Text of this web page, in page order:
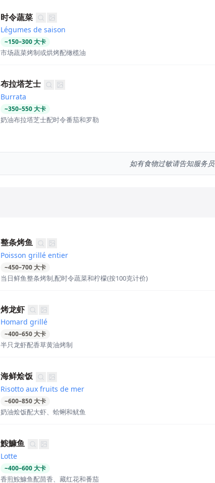
时令蔬菜
Légumes de saison
~150–300大卡
市场蔬菜烤制或烘烤配橄榄油
布拉塔芝士
Burrata
~350–550大卡
奶油布拉塔芝士配时令番茄和罗勒
如有食物过敏请告知服务员
整条烤鱼
Poisson grillé entier
~450–700大卡
当日鲜鱼整条烤制,配时令蔬菜和柠檬(按100克计价)
烤龙虾
Homard grillé
~400–650大卡
半只龙虾配香草黄油烤制
海鲜烩饭
Risotto aux fruits de mer
~600–850大卡
奶油烩饭配大虾、蛤蜊和鱿鱼
鮟鱇鱼
Lotte
~400–600大卡
香煎鮟鱇鱼配茴香、藏红花和番茄